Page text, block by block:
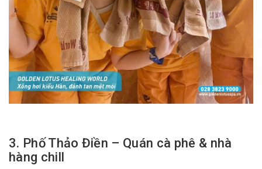
3. Phố Thảo Điền – Quán cà phê & nhà
hàng chill